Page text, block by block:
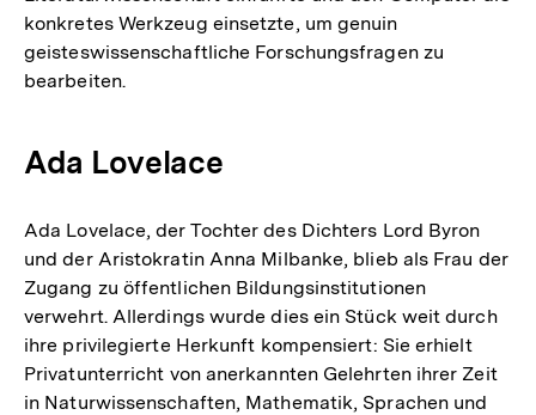
konkretes Werkzeug einsetzte, um genuin
geisteswissenschaftliche Forschungsfragen zu
bearbeiten.
Ada Lovelace
Ada Lovelace, der Tochter des Dichters Lord Byron
und der Aristokratin Anna Milbanke, blieb als Frau der
Zugang zu öffentlichen Bildungsinstitutionen
verwehrt. Allerdings wurde dies ein Stück weit durch
ihre privilegierte Herkunft kompensiert: Sie erhielt
Privatunterricht von anerkannten Gelehrten ihrer Zeit
in Naturwissenschaften, Mathematik, Sprachen und